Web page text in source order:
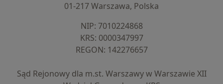
01-217 Warszawa, Polska
NIP: ⁠7010224868
KRS: ⁠0000347997
REGON: ⁠142276657
Sąd Rejonowy dla m.st. Warszawy w Warszawie XII